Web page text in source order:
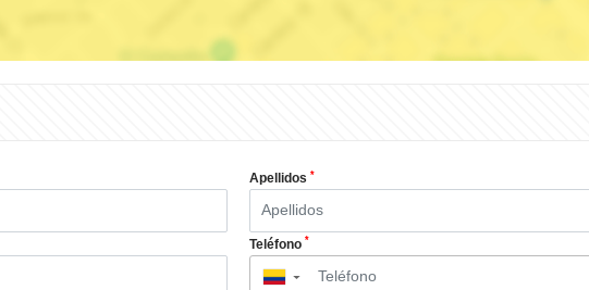
Apellidos *
Teléfono *
▼